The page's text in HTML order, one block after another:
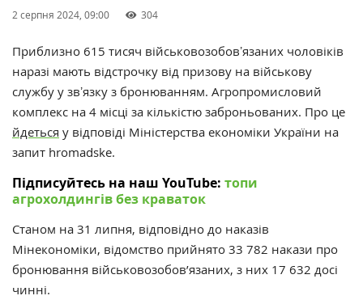
2 серпня 2024, 09:00 304
Приблизно 615 тисяч військовозобовʼязаних чоловіків
наразі мають відстрочку від призову на військову
службу у звʼязку з бронюванням. Агропромисловий
комплекс на 4 місці за кількістю заброньованих. Про це
йдеться у відповіді Міністерства економіки України на
запит hromadske.
Підписуйтесь на наш YouTube: топи
агрохолдингів без краваток
Станом на 31 липня, відповідно до наказів
Мінекономіки, відомство прийнято 33 782 накази про
бронювання військовозобов’язаних, з них 17 632 досі
чинні.